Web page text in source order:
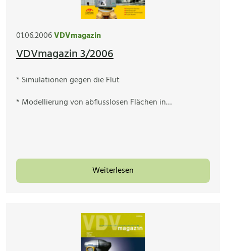
01.06.2006VDVmagazin
VDVmagazin 3/2006
* Simulationen gegen die Flut
* Modellierung von abflusslosen Flächen in…
Weiterlesen